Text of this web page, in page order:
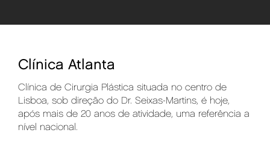
Clínica Atlanta
Clínica de Cirurgia Plástica situada no centro de
Lisboa, sob direção do Dr. Seixas-Martins, é hoje,
após mais de 20 anos de atividade, uma referência a
nível nacional.